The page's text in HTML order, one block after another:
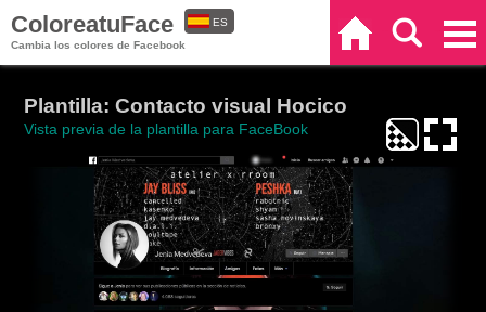
ColoreatuFace
Cambia los colores de Facebook
ES
Plantilla: Contacto visual Hocico
Vista previa de la plantilla para FaceBook